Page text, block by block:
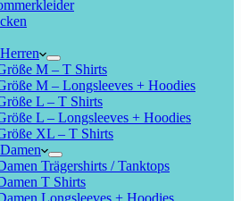
M – T Shirts
M – Longsleeves + Hoodies
L – T Shirts
L – Longsleeves + Hoodies
XL – T Shirts
Trägershirts / Tanktops
T Shirts
Longsleeves + Hoodies